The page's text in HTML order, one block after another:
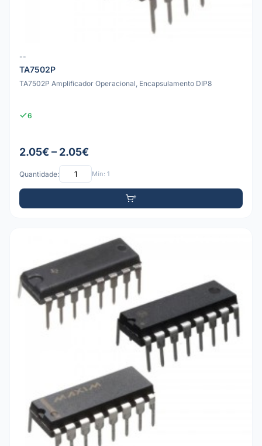
--
TA7502P
TA7502P Amplificador Operacional, Encapsulamento DIP8
6
2.05€ – 2.05€
Quantidade: Mín: 1